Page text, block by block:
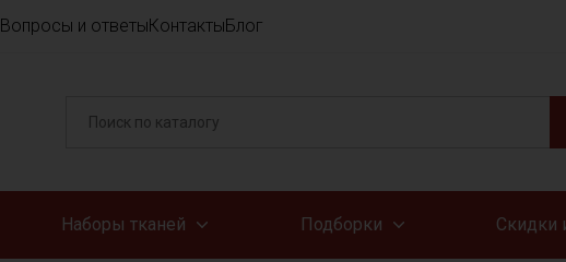
Вопросы и ответыКонтактыБлог
Наборы тканей Подборки Скидки